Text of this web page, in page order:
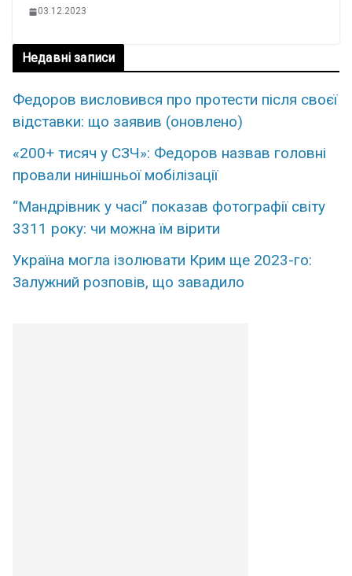
03.12.2023
Недавні записи
Федоров висловився про протести після своєї
відставки: що заявив (оновлено)
«200+ тисяч у СЗЧ»: Федоров назвав головні
провали нинішньої мобілізації
“Мандрівник у часі” показав фотографії світу
3311 року: чи можна їм вірити
Україна могла ізолювати Крим ще 2023-го:
Залужний розповів, що завадило